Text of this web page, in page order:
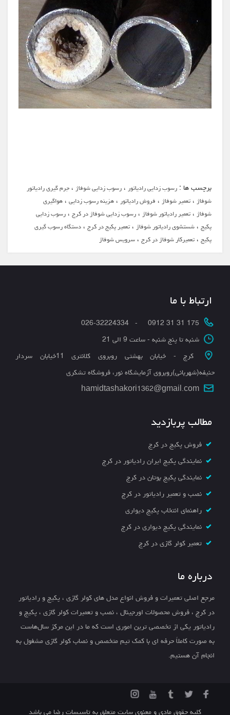
برچسب ها : رسوب زدایی رادیاتور،رسوب زدایی شوفاژ،جرم گیری رادیاتور
شوفاژ،تعمیر شوفاژ، فروش رادیاتور،هزینه رسوب زدایی،هواگیری
شوفاژ،تعمیر رادیاتور شوفاژ،رسوب زدایی شوفاژ در کرج،رسوب زدایی
پکیج،شستشوی رادیاتور شوفاژ،تعمیر پکیج در کرج،دستگاه رسوب گیری
پکیج،تعمیرکار شوفاژ در کرج،سرویس شوفاژ
ارتباط با ما
175 31 31 0912 - 026-32224334
شنبه تا پنج شنبه - ساعت 9 الی 21
کرج - خیابان بهشتی روبروی کلانتری 11خیابان سردار
حنیفه(شهربانی)روبروی آزمایشگاه نور، فروشگاه تشکری
hamidtashakori1362@gmail.com
مطالب پربازدید
فروش پکیج در کرج
نمایندگی پکیج ایران رادیاتور در کرج
نمایندگی پکیج بوتان در کرج
نصب و تعمیر رادیاتور در کرج
راهنمای انتخاب پکیج دیواری
نمایندگی پکیج دیواری در کرج
تعمیر کولر گازی در کرج
درباره ما
مرجع اصلی تعمیرات و فروش انواع مدل های کولر گازی ، پکیج و رادیاتور
در کرج ، فروش محصولات اورجینال ، نصب و تعمیرات کولر گازی ، پکیج و
رادیاتور یکی از تخصصی ترین اموری است که ما در این مرکز سال‌هاست
به صورت کاملاً حرفه ای با کمک تیم متخصص و نصاب کولر گازی مشغول به
انجام آن هستیم.
کلیه حقوق مادی و معنوی سایت متعلق به تاسیسات رضا می باشد